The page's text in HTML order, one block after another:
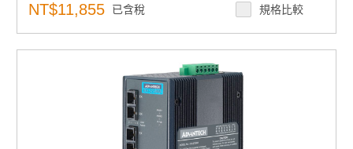
符合 EN50155 標準
NT$11,855 已含稅 規格比較